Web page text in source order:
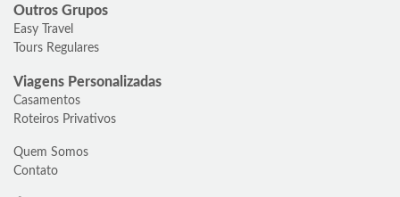
Outros Grupos
Easy Travel
Tours Regulares
Viagens Personalizadas
Casamentos
Roteiros Privativos
Quem Somos
Contato